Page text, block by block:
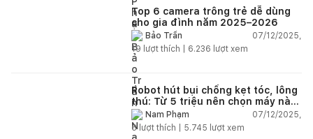
Top 6 camera trông trẻ dễ dùng
cho gia đình năm 2025–2026
Bảo Trần
07/12/2025,
19 lượt thích | 6.236 lượt xem
Robot hút bụi chống kẹt tóc, lông
thú: Từ 5 triệu nên chọn máy nào
năm 2025–2026?
Nam Phạm
07/12/2025,
6lượt thích | 5.745 lượt xem